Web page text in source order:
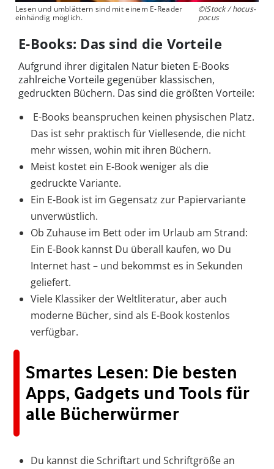
Lesen und umblättern sind mit einem E-Reader
einhändig möglich.
©iStock / hocus-
pocus
E-Books: Das sind die Vorteile
Aufgrund ihrer digitalen Natur bieten E-Books
zahlreiche Vorteile gegenüber klassischen,
gedruckten Büchern. Das sind die größten Vorteile:
E-Books beanspruchen keinen physischen Platz.
Das ist sehr praktisch für Viellesende, die nicht
mehr wissen, wohin mit ihren Büchern.
Meist kostet ein E-Book weniger als die
gedruckte Variante.
Ein E-Book ist im Gegensatz zur Papiervariante
unverwüstlich.
Ob Zuhause im Bett oder im Urlaub am Strand:
Ein E-Book kannst Du überall kaufen, wo Du
Internet hast – und bekommst es in Sekunden
geliefert.
Viele Klassiker der Weltliteratur, aber auch
moderne Bücher, sind als E-Book kostenlos
verfügbar.
Smartes Lesen: Die besten
Apps, Gadgets und Tools für
alle Bücherwürmer
Du kannst die Schriftart und Schriftgröße an